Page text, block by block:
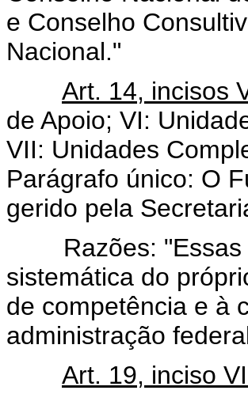
e Conselho
Nacional."
Art. 14, incisos
de Apoio; VI:
VII: Unidades
Parágrafo único: O
gerido pela
Razões: "Essas
sistemática do
de competência e à
administração
Art. 19, inciso